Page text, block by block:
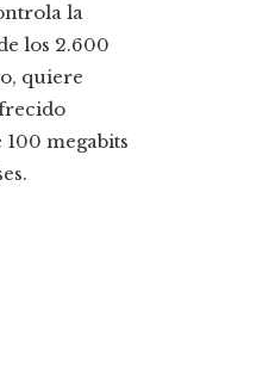
la
los 2.600
quiere
megabits